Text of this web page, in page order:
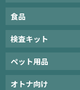
食品
検査キット
ペット用品
オトナ向け